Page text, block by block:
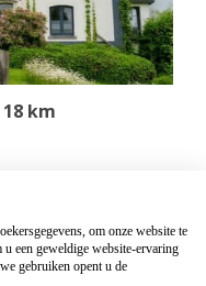
km
om onze website te
u een geweldige website-ervaring
gebruiken opent u de